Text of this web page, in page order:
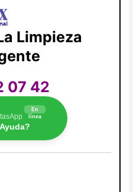
Limpieza
07 42
En
línea